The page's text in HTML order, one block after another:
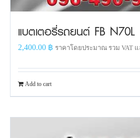
แบตเตอรี่รถยนต์ FB N70L
2,400.00 ฿ ราคาโดยประมาณ รวม VAT แ
Add to cart